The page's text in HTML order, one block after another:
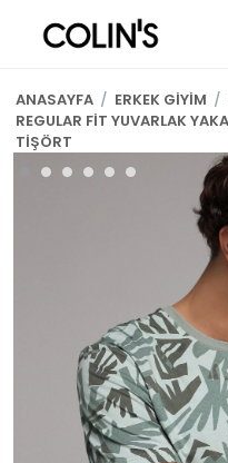
ANASAYFA / ERKEK GİYİM /
REGULAR FİT YUVARLAK
TİŞÖRT